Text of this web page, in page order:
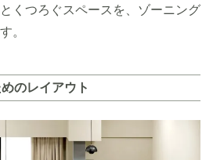
くつろぐスペースを、ゾーニング
。
のレイアウト